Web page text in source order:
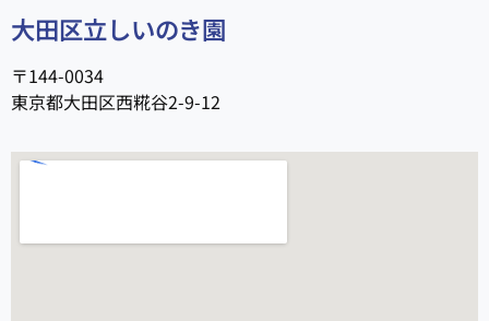
大田区立しいのき園
〒144-0034
東京都大田区西糀谷2-9-12